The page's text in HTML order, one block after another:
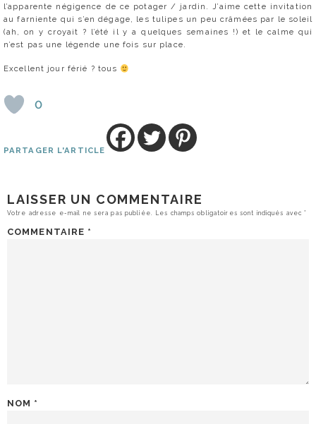
l’apparente négigence de ce potager / jardin. J’aime cette invitation
au farniente qui s’en dégage, les tulipes un peu crâmées par le soleil
(ah, on y croyait ? l’été il y a quelques semaines !) et le calme qui
n’est pas une légende une fois sur place.
Excellent jour férié ? tous
0
PARTAGER L'ARTICLE
LAISSER UN COMMENTAIRE
Votre adresse e-mail ne sera pas publiée. Les champs obligatoires sont indiqués avec*
COMMENTAIRE *
NOM *